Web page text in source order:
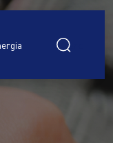
per: